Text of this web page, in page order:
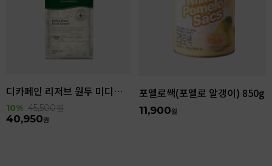
디카페인 리저브 원두 미디엄다크 로스팅 1kg
10% 45,500원
40,950원
포멜로쌕(포멜로 알갱이) 850g
11,900원